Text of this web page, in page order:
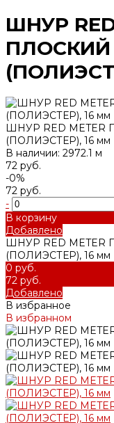
ШНУР
ШНУР RED
(ПОЛИЭСТЕР), 16 мм
В наличии: 2972.1 м
72 руб.
-0%
72 руб.
-
В корзину
Добавлено
ШНУР RED
(ПОЛИЭСТЕР), 16 мм
0 руб.
72 руб.
Добавлено
В избранное
В избранном